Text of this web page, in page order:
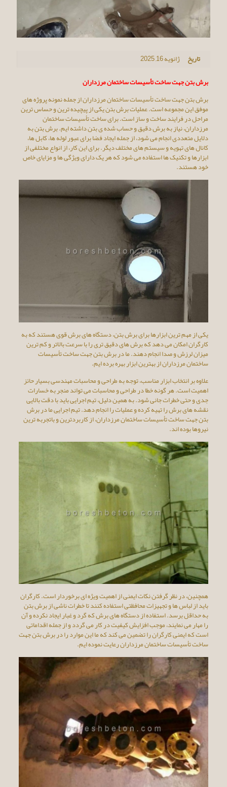
تاریخ
ژانویه 16, 2025
برش بتن جهت ساخت تأسیسات ساختمان مرزداران
برش بتن جهت ساخت تأسیسات ساختمان مرزداران از جمله نمونه پروژه های
موفق این مجموعه است. عملیات برش بتن یکی از پیچیده ترین و حساس ترین
مراحل در فرایند ساخت و ساز است. برای ساخت تأسیسات ساختمان
مرزداران، نیاز به برش دقیق و حساب شده ی بتن داشته ایم. برش بتن به
دلایل متعددی انجام می شود، از جمله ایجاد فضا برای عبور لوله ها، کابل ها،
کانال های تهویه و سیستم های مختلف دیگر. برای این کار، از انواع مختلفی از
ابزارها و تکنیک ها استفاده می شود که هر یک دارای ویژگی ها و مزایای خاص
خود هستند.
یکی از مهم ترین ابزارها برای برش بتن، دستگاه های برش قوی هستند که به
کارگران امکان می دهد که برش های دقیق تری را با سرعت بالاتر و کم ترین
میزان لرزش و صدا انجام دهند. ما در برش بتن جهت ساخت تأسیسات
ساختمان مرزداران از بهترین ابزار بهره برده ایم.
علاوه بر انتخاب ابزار مناسب، توجه به طراحی و محاسبات مهندسی بسیار حائز
اهمیت است. هر گونه خطا در طراحی و محاسبات می تواند منجر به خسارات
جدی و حتی خطرات جانی شود. به همین دلیل، تیم اجرایی باید با دقت بالایی
نقشه های برش را تهیه کرده و عملیات را انجام دهد. تیم اجرایی ما در برش
بتن جهت ساخت تأسیسات ساختمان مرزداران، از کاربردترین و باتجربه ترین
نیروها بوده اند.
همچنین، در نظر گرفتن نکات ایمنی از اهمیت ویژه ای برخوردار است. کارگران
باید از لباس ها و تجهیزات محافظتی استفاده کنند تا خطرات ناشی از برش بتن
به حداقل برسد. استفاده از دستگاه های برش که گرد و غبار ایجاد نکرده و آن
را مهار می نمایند، موجب افزایش کیفیت در کار می گردد و از جمله اقداماتی
است که ایمنی کارگران را تضمین می کند که ما این موارد را در برش بتن جهت
ساخت تأسیسات ساختمان مرزداران رعایت نموده ایم.